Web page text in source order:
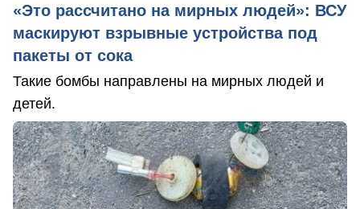
«Это рассчитано на мирных людей»: ВСУ
маскируют взрывные устройства под
пакеты от сока
Такие бомбы направлены на мирных людей и
детей.